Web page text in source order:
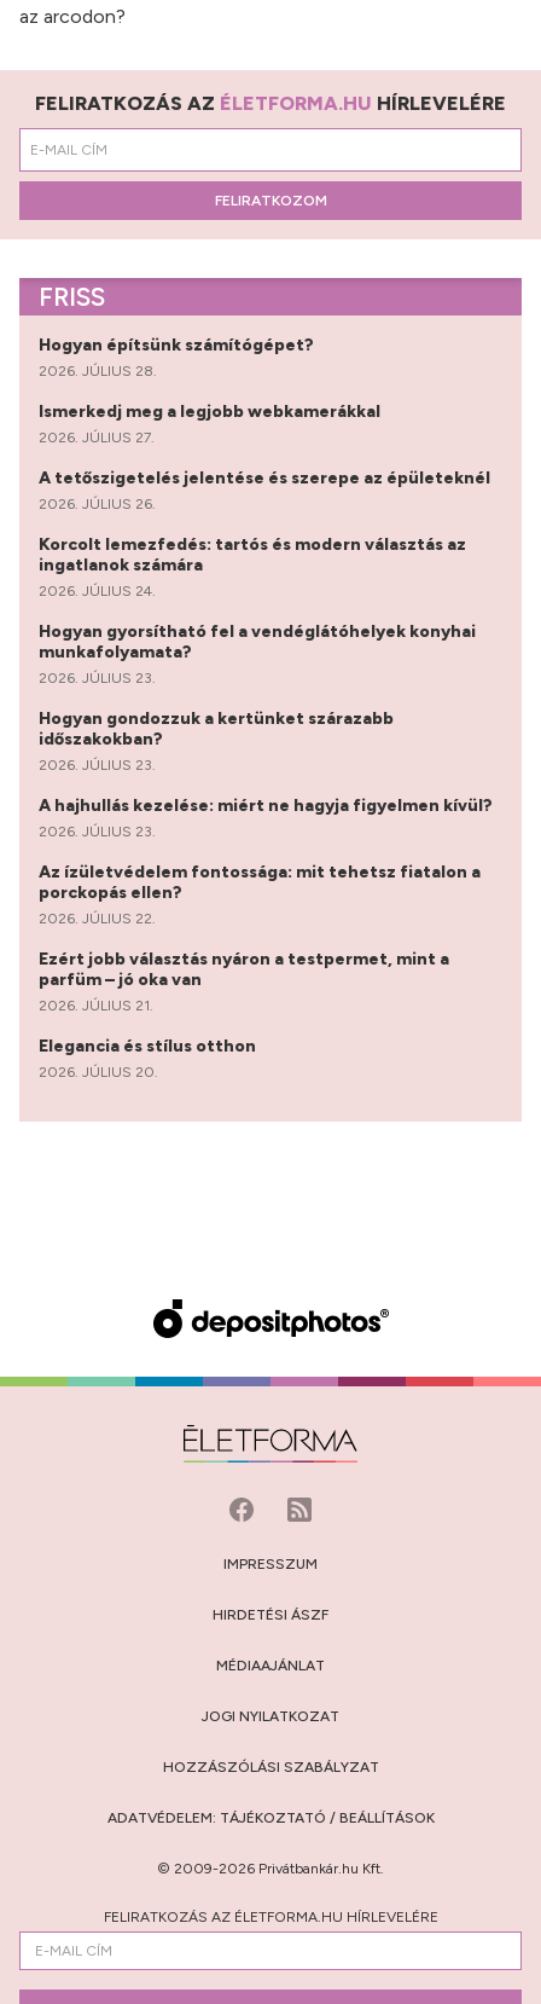
az arcodon?
FELIRATKOZÁS AZ ÉLETFORMA.HU HÍRLEVELÉRE
FELIRATKOZOM
FRISS
Hogyan építsünk számítógépet?
2026. JÚLIUS 28.
Ismerkedj meg a legjobb webkamerákkal
2026. JÚLIUS 27.
A tetőszigetelés jelentése és szerepe az épületeknél
2026. JÚLIUS 26.
Korcolt lemezfedés: tartós és modern választás az
ingatlanok számára
2026. JÚLIUS 24.
Hogyan gyorsítható fel a vendéglátóhelyek konyhai
munkafolyamata?
2026. JÚLIUS 23.
Hogyan gondozzuk a kertünket szárazabb
időszakokban?
2026. JÚLIUS 23.
A hajhullás kezelése: miért ne hagyja figyelmen kívül?
2026. JÚLIUS 23.
Az ízületvédelem fontossága: mit tehetsz fiatalon a
porckopás ellen?
2026. JÚLIUS 22.
Ezért jobb választás nyáron a testpermet, mint a
parfüm – jó oka van
2026. JÚLIUS 21.
Elegancia és stílus otthon
2026. JÚLIUS 20.
IMPRESSZUM
HIRDETÉSI ÁSZF
MÉDIAAJÁNLAT
JOGI NYILATKOZAT
HOZZÁSZÓLÁSI SZABÁLYZAT
ADATVÉDELEM: TÁJÉKOZTATÓ / BEÁLLÍTÁSOK
© 2009-2026 Privátbankár.hu Kft.
FELIRATKOZÁS AZ ÉLETFORMA.HU HÍRLEVELÉRE